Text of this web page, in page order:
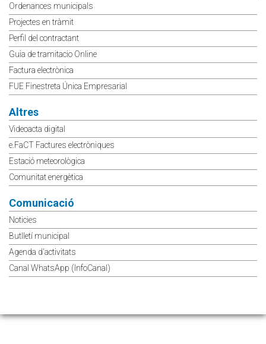
Ordenances municipals
Projectes en tràmit
Perfil del contractant
Guia de tramitacio Online
Factura electrònica
FUE Finestreta Única Empresarial
Altres
Videoacta digital
e.FaCT Factures electròniques
Estació meteorològica
Comunitat energètica
Comunicació
Noticies
Butlletí municipal
Agenda d'activitats
Canal WhatsApp (InfoCanal)